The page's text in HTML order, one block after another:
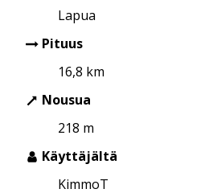
Lapua
Pituus
16,8 km
Nousua
218 m
Käyttäjältä
KimmoT